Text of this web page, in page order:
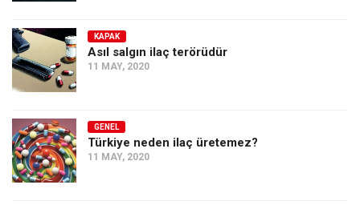
KAPAK
Asıl salgın ilaç terörüdür
11 MAY, 2020
GENEL
Türkiye neden ilaç üretemez?
11 MAY, 2020